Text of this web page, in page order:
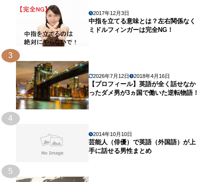
2017年12月3日
中指を立てる意味とは？左右関係なく
ミドルフィンガーは完全NG！
3
2026年7月12日 2018年4月16日
【プロフィール】英語が全く話せなか
ったダメ男が3ヵ国で働いた逆転物語！
4
2014年10月10日
芸能人（俳優）で英語（外国語）が上
手に話せる男性まとめ
5